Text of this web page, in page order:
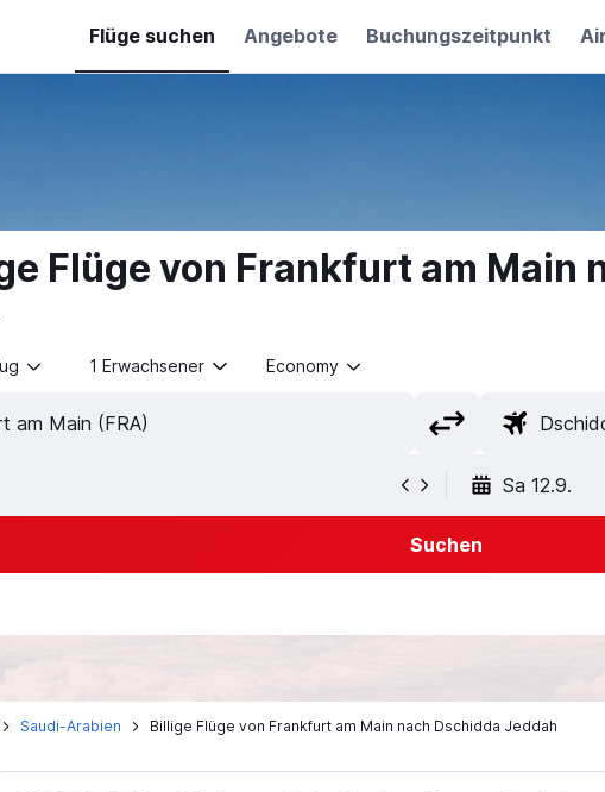
Flüge suchen Angebote Buchungszeitpunkt
Flüge von Frankfurt am Main
1 Erwachsener Economy
Sa 12.9.
Suchen
Saudi-Arabien Billige Flüge von Frankfurt am Main nach Dschidda Jeddah